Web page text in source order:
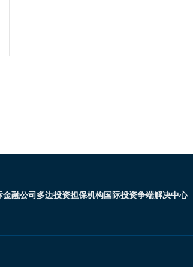
金融公司多边投资担保机构国际投资争端解决中心